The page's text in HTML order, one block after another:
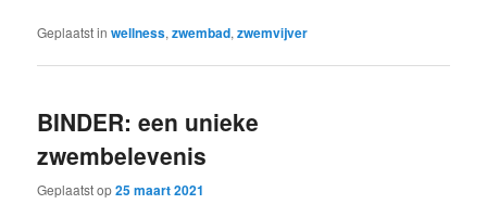
Geplaatst in wellness,zwembad,zwemvijver
BINDER: een unieke
zwembelevenis
Geplaatst op25 maart 2021